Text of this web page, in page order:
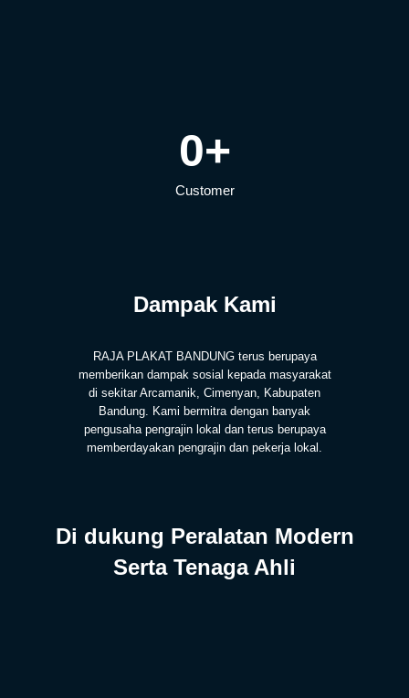
0+
Customer
Dampak Kami
RAJA PLAKAT BANDUNG terus berupaya
memberikan dampak sosial kepada masyarakat
di sekitar Arcamanik, Cimenyan, Kabupaten
Bandung. Kami bermitra dengan banyak
pengusaha pengrajin lokal dan terus berupaya
memberdayakan pengrajin dan pekerja lokal.
Di dukung Peralatan Modern
Serta Tenaga Ahli